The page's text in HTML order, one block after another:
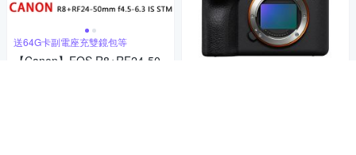
送64G卡副電座充雙鏡包等
【Canon】EOS R8+RF24-50